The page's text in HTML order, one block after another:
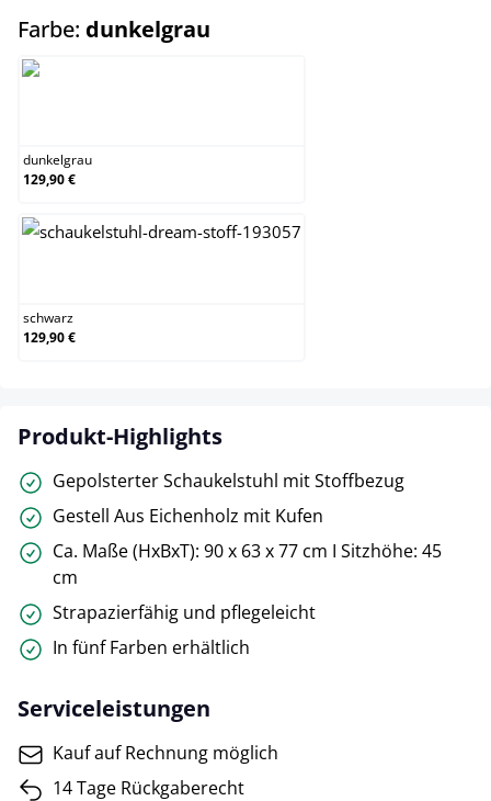
Farbe: dunkelgrau
dunkelgrau
129,90 €
schwarz
129,90 €
Produkt-Highlights
Gepolsterter Schaukelstuhl mit Stoffbezug
Gestell Aus Eichenholz mit Kufen
Ca. Maße (HxBxT): 90 x 63 x 77 cm I Sitzhöhe: 45
cm
Strapazierfähig und pflegeleicht
In fünf Farben erhältlich
Serviceleistungen
Kauf auf Rechnung möglich
14 Tage Rückgaberecht